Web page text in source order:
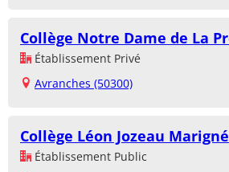
Collège Notre Dame de La
Établissement Privé
Avranches (50300)
Collège Léon Jozeau Marigné
Établissement Public